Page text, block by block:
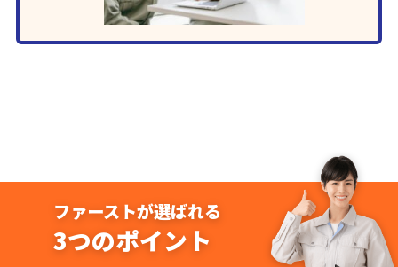
ファーストが選ばれる
3つのポイント